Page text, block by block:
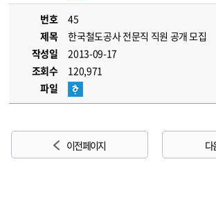
번호
45
제목
한국철도공사 전문직 직원 공개 모집
작성일
2013-09-17
조회수
120,971
파일
이전 페이지 다